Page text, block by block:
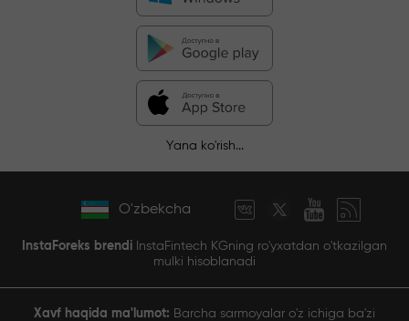
Yana ko'rish...
O'zbekcha
InstaForeks brendi InstaFintech KGning ro'yxatdan o'tkazilgan
mulki hisoblanadi
Xavf haqida ma'lumot: Barcha sarmoyalar o'z ichiga ba'zi